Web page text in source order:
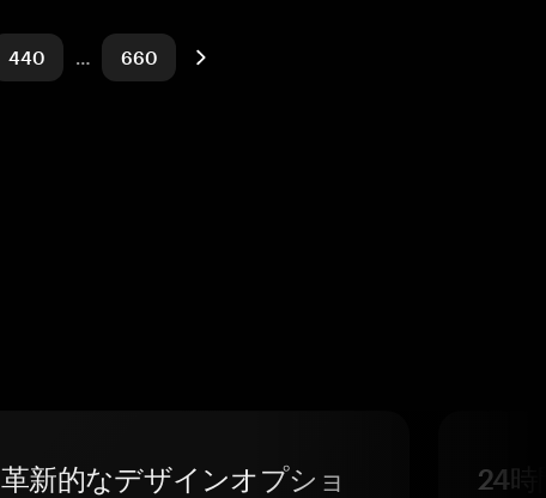
440 … 660
革新的なデザインオプショ
24